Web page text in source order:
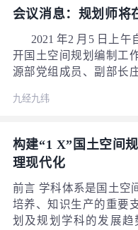
会议消息：规划师将
2021 年2 月5 日上午
开国土空间规划编制工
源部党组成员、副部长
关司负责同志参加会议
有关人员参加会议。
省、市做交流发言，交
二是自然资源部管制司
张兵汇报2021年国土空
副部长发言。
九经九纬
构建“1 X”国土空间
理现代化
前言 学科体系是国土空
培养、知识生产的重要
划及规划学科的发展